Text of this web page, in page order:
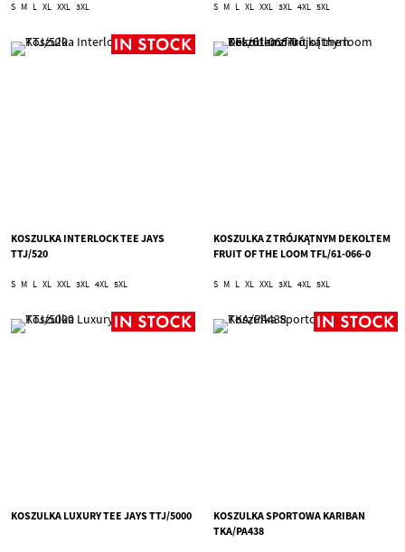
S M L XL XXL 3XL S M L XL XXL 3XL 4XL 5XL
KOSZULKA INTERLOCK TEE JAYS
TTJ/520
S M L XL XXL 3XL 4XL 5XL
KOSZULKA Z TRÓJKĄTNYM DEKOLTEM
FRUIT OF THE LOOM TFL/61-066-0
S M L XL XXL 3XL 4XL 5XL
KOSZULKA LUXURY TEE JAYS TTJ/5000
KOSZULKA SPORTOWA KARIBAN
TKA/PA438